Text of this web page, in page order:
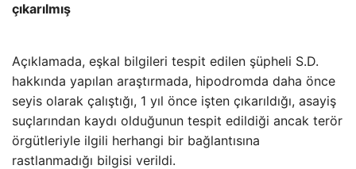
çıkarılmış
Açıklamada, eşkal bilgileri tespit edilen şüpheli S.D.
hakkında yapılan araştırmada, hipodromda daha önce
seyis olarak çalıştığı, 1 yıl önce işten çıkarıldığı, asayiş
suçlarından kaydı olduğunun tespit edildiği ancak terör
örgütleriyle ilgili herhangi bir bağlantısına
rastlanmadığı bilgisi verildi.